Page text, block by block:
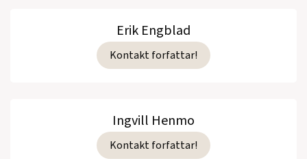
Erik Engblad
Kontakt forfattar!
Ingvill Henmo
Kontakt forfattar!